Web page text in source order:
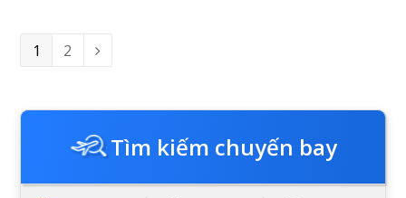
Page
1 Page
2 Next
Tìm kiếm chuyến bay